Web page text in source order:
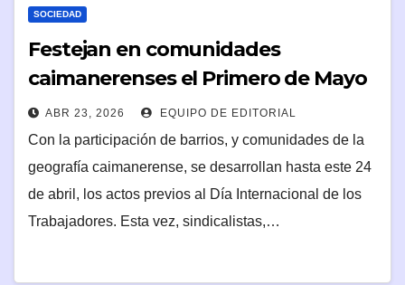
SOCIEDAD
Festejan en comunidades
caimanerenses el Primero de Mayo
ABR 23, 2026 EQUIPO DE EDITORIAL
Con la participación de barrios, y comunidades de la
geografía caimanerense, se desarrollan hasta este 24
de abril, los actos previos al Día Internacional de los
Trabajadores. Esta vez, sindicalistas,…